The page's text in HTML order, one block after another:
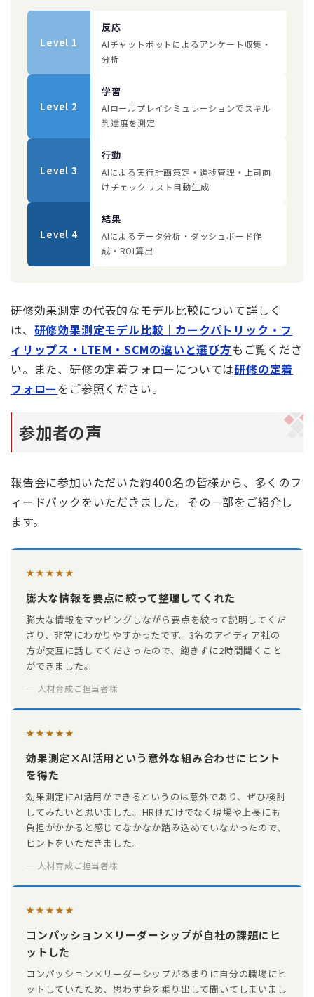
Level 1
反応
AIチャットボットによるアンケート収集・
分析
Level 2
学習
AIロールプレイシミュレーションでスキル
到達度を測定
Level 3
行動
AIによる実行計画策定・進捗管理・上司向
けチェックリスト自動生成
Level 4
結果
AIによるデータ分析・ダッシュボード作
成・ROI算出
研修効果測定の代表的なモデル比較について詳しく
は、 研修効果測定モデル比較｜カークパトリック・フ
ィリップス・LTEM・SCMの違いと選び方もご覧くださ
い。また、研修の定着フォローについては研修の定着
フォローをご参照ください。
参加者の声
報告会に参加いただいた約400名の皆様から、多くのフ
ィードバックをいただきました。その一部をご紹介し
ます。
★★★★★
膨大な情報を要点に絞って整理してくれた
膨大な情報をマッピングしながら要点を絞って説明してくだ
さり、非常にわかりやすかったです。3名のアイディア社の
方が交互に話してくださったので、飽きずに2時間聞くこと
ができました。
— 人材育成ご担当者様
★★★★★
効果測定×AI活用という意外な組み合わせにヒント
を得た
効果測定にAI活用ができるというのは意外であり、ぜひ検討
してみたいと思いました。HR側だけでなく現場や上長にも
負担がかかると感じてなかなか踏み込めていなかったので、
ヒントをいただきました。
— 人材育成ご担当者様
★★★★★
コンパッション×リーダーシップが自社の課題にヒ
ットした
コンパッション×リーダーシップがあまりに自分の職場にヒ
ットしていたため、思わず身を乗り出して聞いてしまいまし